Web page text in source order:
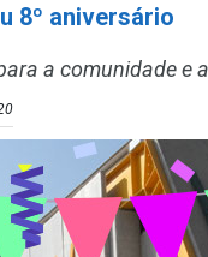
8º aniversário
a comunidade e